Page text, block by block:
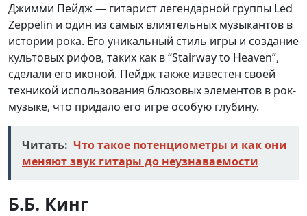
Джимми Пейдж — гитарист легендарной группы Led
Zeppelin и один из самых влиятельных музыкантов в
истории рока. Его уникальный стиль игры и создание
культовых рифов, таких как в “Stairway to Heaven”,
сделали его иконой. Пейдж также известен своей
техникой использования блюзовых элементов в рок-
музыке, что придало его игре особую глубину.
Читать: Что такое потенциометры и как они
меняют звук гитары до неузнаваемости
Б.Б. Кинг